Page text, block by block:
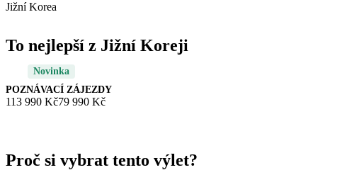
Jižní Korea
To nejlepší z Jižní Koreji
Novinka
POZNÁVACÍ ZÁJEZDY
113 990 Kč79 990 Kč
Proč si vybrat tento výlet?